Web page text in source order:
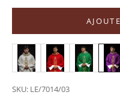
SKU: LE/7014/03